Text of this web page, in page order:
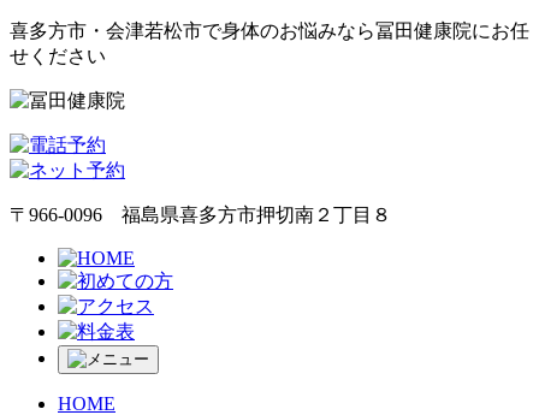
喜多方市・会津若松市で身体のお悩みなら冨田健康院にお任
せください
〒966-0096 福島県喜多方市押切南２丁目８
HOME